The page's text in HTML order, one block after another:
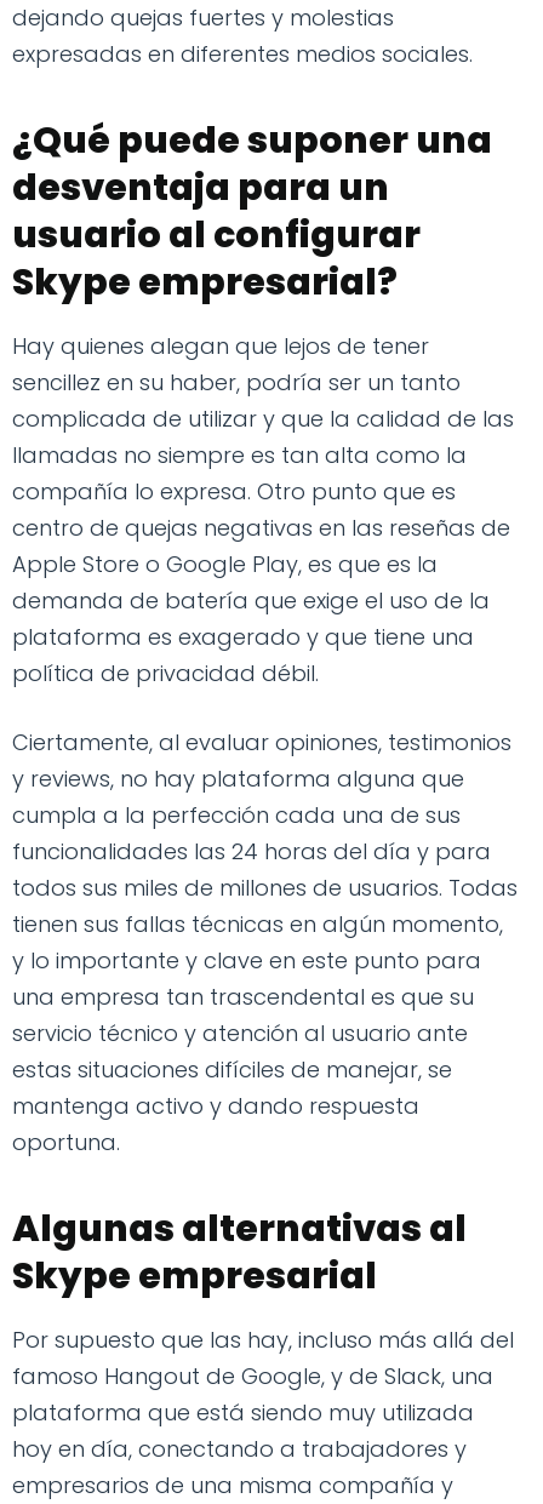
dejando quejas fuertes y molestias
expresadas en diferentes medios sociales.
¿Qué puede suponer una
desventaja para un
usuario al configurar
Skype empresarial?
Hay quienes alegan que lejos de tener
sencillez en su haber, podría ser un tanto
complicada de utilizar y que la calidad de las
llamadas no siempre es tan alta como la
compañía lo expresa. Otro punto que es
centro de quejas negativas en las reseñas de
Apple Store o Google Play, es que es la
demanda de batería que exige el uso de la
plataforma es exagerado y que tiene una
política de privacidad débil.
Ciertamente, al evaluar opiniones, testimonios
y reviews, no hay plataforma alguna que
cumpla a la perfección cada una de sus
funcionalidades las 24 horas del día y para
todos sus miles de millones de usuarios. Todas
tienen sus fallas técnicas en algún momento,
y lo importante y clave en este punto para
una empresa tan trascendental es que su
servicio técnico y atención al usuario ante
estas situaciones difíciles de manejar, se
mantenga activo y dando respuesta
oportuna.
Algunas alternativas al
Skype empresarial
Por supuesto que las hay, incluso más allá del
famoso Hangout de Google, y de Slack, una
plataforma que está siendo muy utilizada
hoy en día, conectando a trabajadores y
empresarios de una misma compañía y